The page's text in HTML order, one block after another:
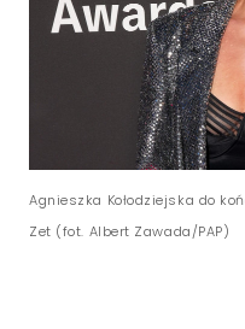
Agnieszka Kołodziejska do
Zet (fot. Albert Zawada/PAP)